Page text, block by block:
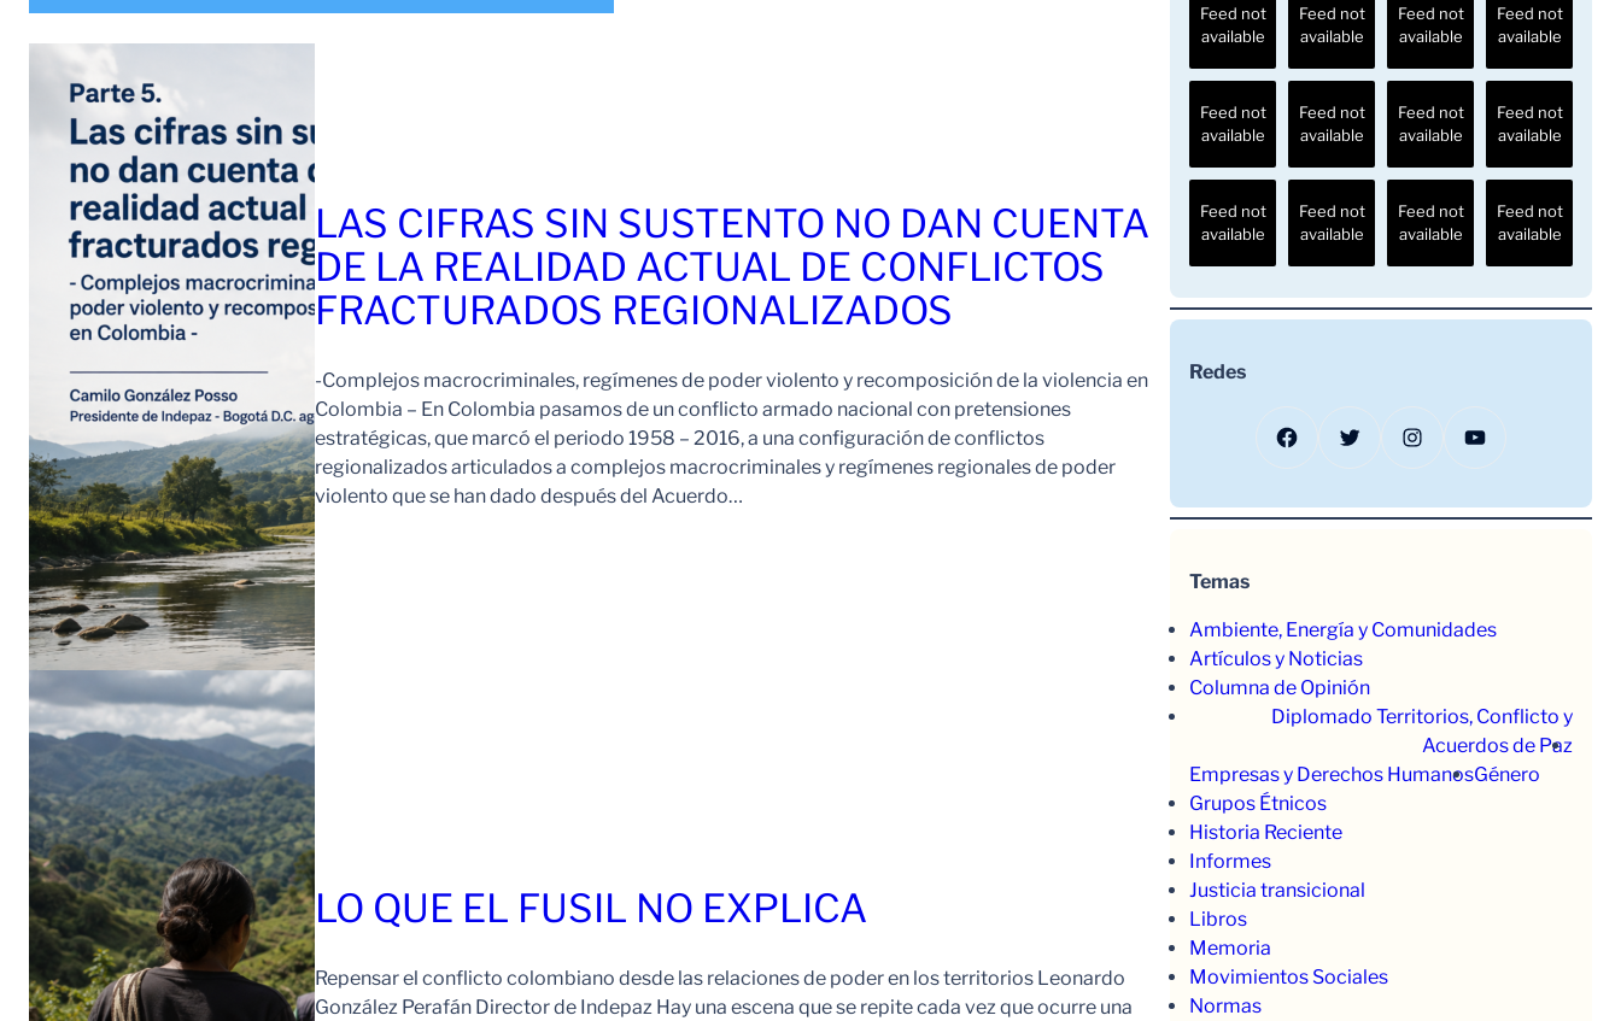
LAS CIFRAS SIN SUSTENTO NO DAN CUENTA
DE LA REALIDAD ACTUAL DE CONFLICTOS
FRACTURADOS REGIONALIZADOS
-Complejos macrocriminales, regímenes de poder violento y recomposición de la violencia en
Colombia – En Colombia pasamos de un conflicto armado nacional con pretensiones
estratégicas, que marcó el periodo 1958 – 2016, a una configuración de conflictos
regionalizados articulados a complejos macrocriminales y regímenes regionales de poder
violento que se han dado después del Acuerdo…
LO QUE EL FUSIL NO EXPLICA
Repensar el conflicto colombiano desde las relaciones de poder en los territorios Leonardo
González Perafán Director de Indepaz Hay una escena que se repite cada vez que ocurre una
Feed not
available
Feed not
available
Feed not
available
Feed not
available
Feed not
available
Feed not
available
Feed not
available
Feed not
available
Feed not
available
Feed not
available
Feed not
available
Feed not
available
Redes
Facebook Twitter Instagram YouTube
Temas
Ambiente, Energía y Comunidades
Artículos y Noticias
Columna de Opinión
Diplomado Territorios, Conflicto y
Acuerdos de Paz
Empresas y Derechos HumanosGénero
Grupos Étnicos
Historia Reciente
Informes
Justicia transicional
Libros
Memoria
Movimientos Sociales
Normas